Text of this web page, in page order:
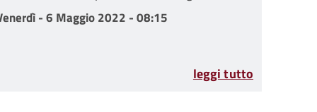
- 6 Maggio 2022 - 08:15
- 6 Maggio 2022 - 08:15
leggi tutto